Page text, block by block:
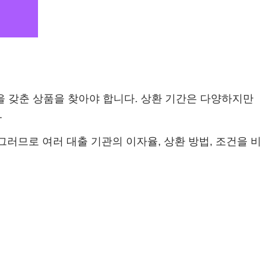
갖춘 상품을 찾아야 합니다. 상환 기간은 다양하지만
므로 여러 대출 기관의 이자율, 상환 방법, 조건을 비